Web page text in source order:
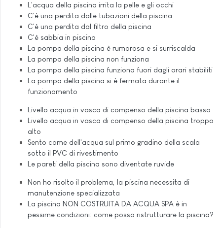
L'acqua della piscina irrita la pelle e gli occhi
C'è una perdita dalle tubazioni della piscina
C'è una perdita dal filtro della piscina
C'è sabbia in piscina
La pompa della piscina è rumorosa e si surriscalda
La pompa della piscina non funziona
La pompa della piscina funziona fuori dagli orari stabiliti
La pompa della piscina si è fermata durante il
funzionamento
Livello acqua in vasca di compenso della piscina basso
Livello acqua in vasca di compenso della piscina troppo
alto
Sento come dell'acqua sul primo gradino della scala
sotto il PVC di rivestimento
Le pareti della piscina sono diventate ruvide
Non ho risolto il problema, la piscina necessita di
manutenzione specializzata
La piscina NON COSTRUITA DA ACQUA SPA è in
pessime condizioni: come posso ristrutturare la piscina?